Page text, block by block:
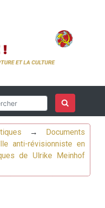
→
Documents
anti-révisionniste en
de Ulrike Meinhof